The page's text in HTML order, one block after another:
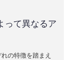
って異なるア
の特徴を踏まえ